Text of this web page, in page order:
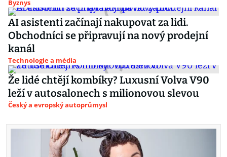
Byznys
AI asistenti začínají nakupovat za lidi.
Obchodníci se připravují na nový prodejní
kanál
Technologie a média
Že lidé chtějí kombíky? Luxusní Volva V90
leží v autosalonech s milionovou slevou
Český a evropský autoprůmysl